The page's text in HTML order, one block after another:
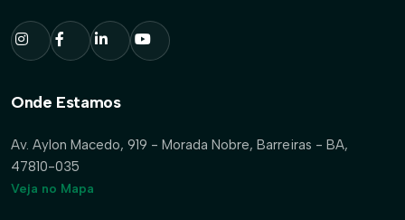
Onde Estamos
Av. Aylon Macedo, 919 - Morada Nobre, Barreiras - BA,
47810-035
Veja no Mapa